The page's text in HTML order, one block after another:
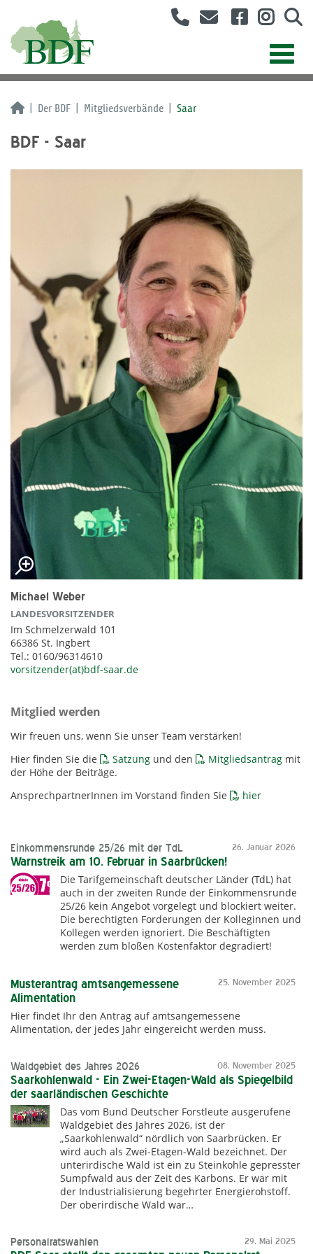
Der BDF Mitgliedsverbände Saar
BDF - Saar
Michael Weber
LANDESVORSITZENDER
Im Schmelzerwald 101
66386 St. Ingbert
Tel.: 0160/96314610
vorsitzender(at)bdf-saar.de
Mitglied werden
Wir freuen uns, wenn Sie unser Team verstärken!
Hier finden Sie die
Satzung und den Mitgliedsantrag mit
der Höhe der Beiträge.
AnsprechpartnerInnen im Vorstand finden Sie
hier
26. Januar 2026
Einkommensrunde 25/26 mit der TdL
Warnstreik am 10. Februar in Saarbrücken!
Die Tarifgemeinschaft deutscher Länder (TdL) hat
auch in der zweiten Runde der Einkommensrunde
25/26 kein Angebot vorgelegt und blockiert weiter.
Die berechtigten Forderungen der Kolleginnen und
Kollegen werden ignoriert. Die Beschäftigten
werden zum bloßen Kostenfaktor degradiert!
25. November 2025
Musterantrag amtsangemessene
Alimentation
Hier findet Ihr den Antrag auf amtsangemessene
Alimentation, der jedes Jahr eingereicht werden muss.
08. November 2025
Waldgebiet des Jahres 2026
Saarkohlenwald - Ein Zwei-Etagen-Wald als Spiegelbild
der saarländischen Geschichte
Das vom Bund Deutscher Forstleute ausgerufene
Waldgebiet des Jahres 2026, ist der
„Saarkohlenwald“ nördlich von Saarbrücken. Er
wird auch als Zwei-Etagen-Wald bezeichnet. Der
unterirdische Wald ist ein zu Steinkohle gepresster
Sumpfwald aus der Zeit des Karbons. Er war mit
der Industrialisierung begehrter Energierohstoff.
Der oberirdische Wald war…
29. Mai 2025
Personalratswahlen